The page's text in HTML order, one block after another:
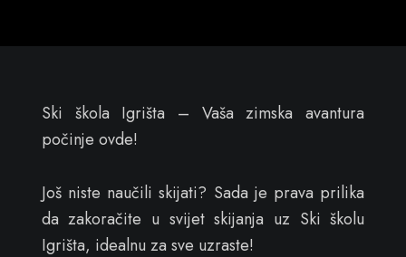
Ski škola Igrišta – Vaša zimska avantura
počinje ovde!
Još niste naučili skijati? Sada je prava prilika
da zakoračite u svijet skijanja uz Ski školu
Igrišta, idealnu za sve uzraste!